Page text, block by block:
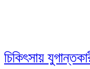
চিকিৎসায়